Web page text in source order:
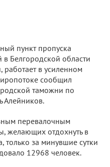
пункт пропуска
Белгородской области
в усиленном
сообщил
таможни по
Алейников.
перевалочным
желающих отдохнуть в
за минувшие сутки
12968 человек.